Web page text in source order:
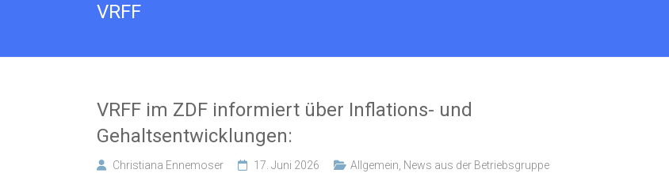
VRFF
VRFF im ZDF informiert über Inflations- und
Gehaltsentwicklungen:
Christiana Ennemoser 17. Juni 2026 Allgemein News aus der Betriebsgruppe